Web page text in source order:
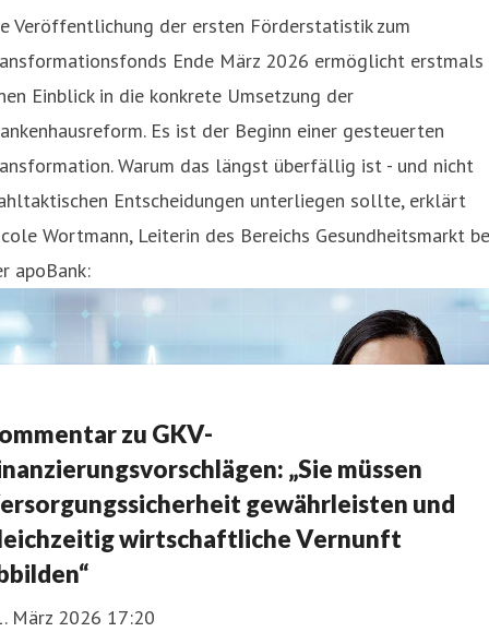
Veröffentlichung der ersten Förderstatistik zum
Ende März 2026 ermöglicht erstmals
Einblick in die konkrete Umsetzung der
Es ist der Beginn einer gesteuerten
Warum das längst überfällig ist - und nicht
Entscheidungen unterliegen sollte, erklärt
Wortmann, Leiterin des Bereichs Gesundheitsmarkt
apoBank:
zu GKV-
„Sie müssen
gewährleisten und
wirtschaftliche Vernunft
März 2026 17:20